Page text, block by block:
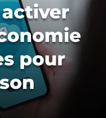
pour